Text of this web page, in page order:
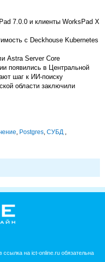
7.0.0 и клиенты WorksPad X
с Deckhouse Kubernetes
Astra Server Core
появились в Центральной
шаг к ИИ-поиску
области заключили
, Postgres, СУБД ,
на ict-online.ru обязательна